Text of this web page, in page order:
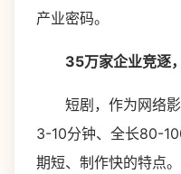
产业密码。
35万家企业竞逐
短剧，作为网络影
3-10分钟、全长80-
期短、制作快的特点